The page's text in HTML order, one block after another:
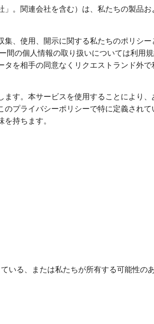
。関連会社を含む）は、私たちの製品
、使用、開示に関する私たちのポリシ
の個人情報の取り扱いについては利用
を相手の同意なくリクエストランド外
す。本サービスを使用することにより
プライバシーポリシーで特に定義され
持ちます。
いる、または私たちが所有する可能性の